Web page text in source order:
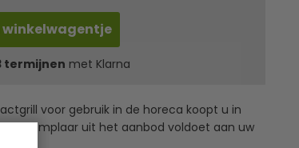
winkelwagentje
termijnen met Klarna
voor gebruik in de horeca koopt u in
exemplaar uit het aanbod voldoet aan uw